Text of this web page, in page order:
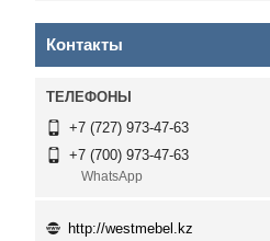
Контакты
+7 (727) 973-47-63
+7 (700) 973-47-63
WhatsApp
http://westmebel.kz